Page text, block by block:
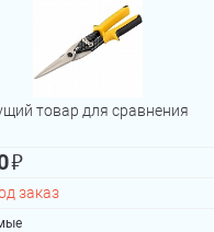
товар для сравнения
₽
заказ